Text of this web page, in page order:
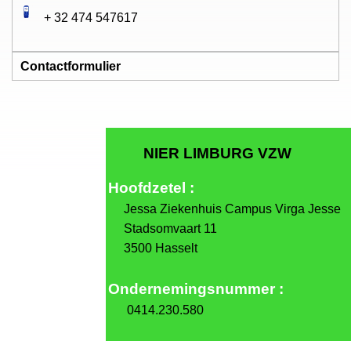
+ 32 474 547617
Contactformulier
NIER LIMBURG VZW
Hoofdzetel :
Jessa Ziekenhuis Campus Virga Jesse
Stadsomvaart 11
3500 Hasselt
Ondernemingsnummer :
0414.230.580